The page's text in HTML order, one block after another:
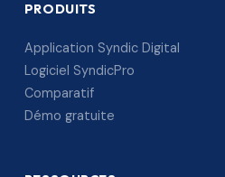
PRODUITS
Application Syndic Digital
Logiciel SyndicPro
Comparatif
Démo gratuite